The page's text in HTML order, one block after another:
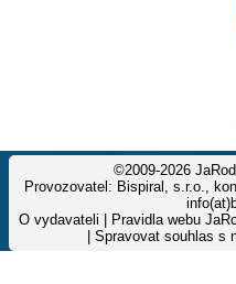
©2009-2026
Provozovatel: Bispiral, s.r.o.,
O vydavateli
Pravidla webu
Spravovat souhlas s